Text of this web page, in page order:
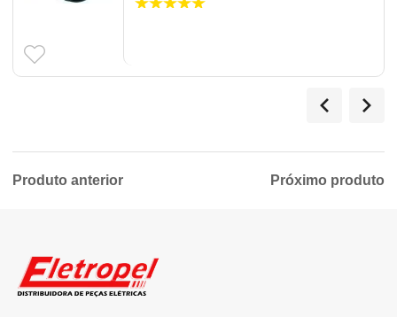
Produto anterior Próximo produto